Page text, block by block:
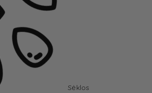
Sėklos